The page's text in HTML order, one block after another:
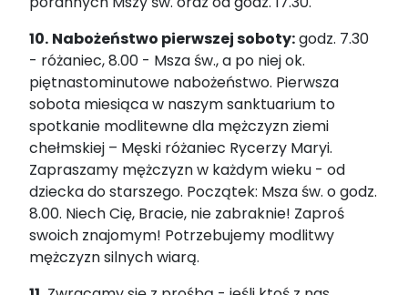
10. Nabożeństwo pierwszej soboty:godz. 7.30
- różaniec, 8.00 - Msza św., a po niej ok.
piętnastominutowe nabożeństwo. Pierwsza
sobota miesiąca w naszym sanktuarium to
spotkanie modlitewne dla mężczyzn ziemi
chełmskiej – Męski różaniec Rycerzy Maryi.
Zapraszamy mężczyzn w każdym wieku - od
dziecka do starszego. Początek: Msza św. o godz.
8.00. Niech Cię, Bracie, nie zabraknie! Zaproś
swoich znajomym! Potrzebujemy modlitwy
mężczyzn silnych wiarą.